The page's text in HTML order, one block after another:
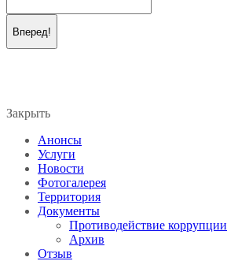
new
new
Закрыть
Анонсы
Услуги
Новости
Фотогалерея
Территория
Документы
Противодействие коррупции
Архив
Отзыв